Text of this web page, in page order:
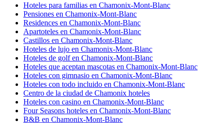
Hoteles para familias en Chamonix-Mont-Blanc
Pensiones en Chamonix-Mont-Blanc
Residences en Chamonix-Mont-Blanc
Apartoteles en Chamonix-Mont-Blanc
Castillos en Chamonix-Mont-Blanc
Hoteles de lujo en Chamonix-Mont-Blanc
Hoteles de golf en Chamonix-Mont-Blanc
Hoteles que aceptan mascotas en Chamonix-Mont-Blanc
Hoteles con gimnasio en Chamonix-Mont-Blanc
Hoteles con todo incluido en Chamonix-Mont-Blanc
Centro de la ciudad de Chamonix hoteles
Hoteles con casino en Chamonix-Mont-Blanc
Four Seasons hoteles en Chamonix-Mont-Blanc
B&B en Chamonix-Mont-Blanc